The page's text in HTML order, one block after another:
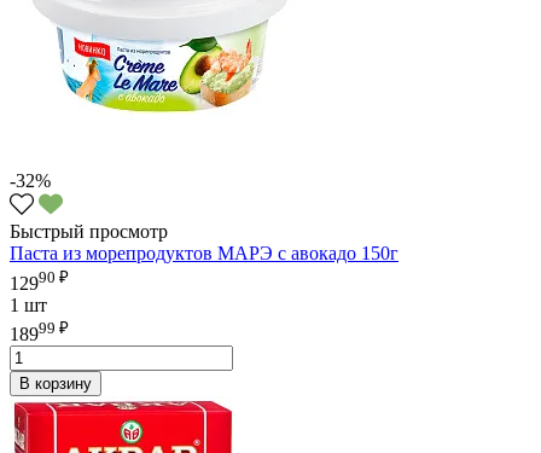
-32%
Быстрый просмотр
Паста из морепродуктов МАРЭ с авокадо 150г
12990 ₽
1 шт
18999 ₽
В корзину